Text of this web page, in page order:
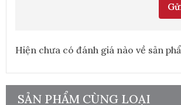
Hiện chưa có đánh giá nào về sản
SẢN PHẨM CÙNG LOẠI